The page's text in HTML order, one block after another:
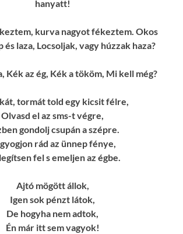
hanyatt!
kurva nagyot fékeztem. Okos
és laza, Locsoljak, vagy húzzak haza?
Kék az ég, Kék a tököm, Mi kell még?
tormát told egy kicsit félre,
Olvasd el az sms-t végre,
gondolj csupán a szépre.
rád az ünnep fénye,
fel s emeljen az égbe.
Ajtó mögött állok,
Igen sok pénzt látok,
De hogyha nem adtok,
Én már itt sem vagyok!